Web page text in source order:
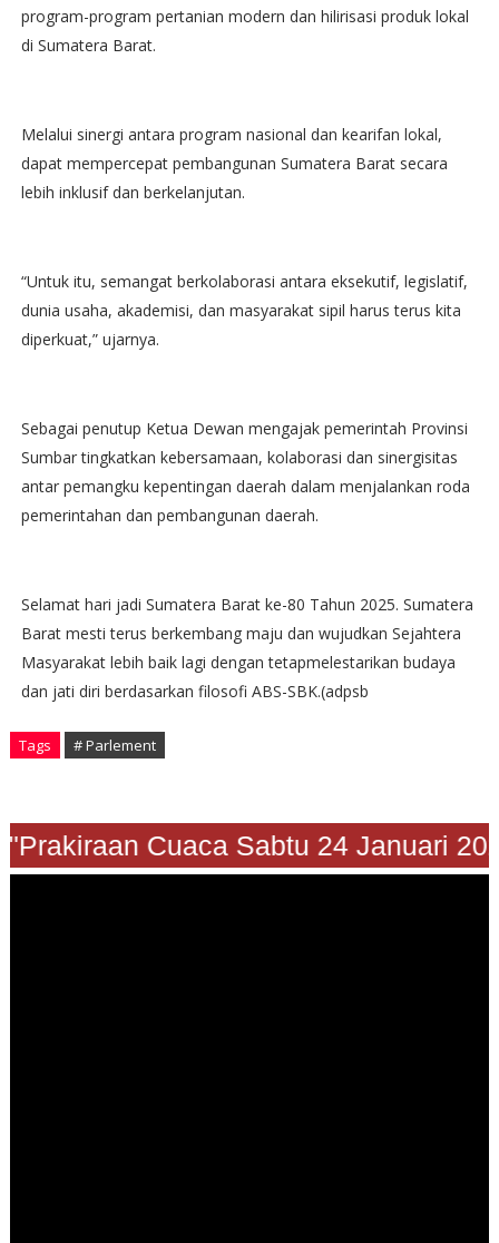
program-program pertanian modern dan hilirisasi produk lokal
di Sumatera Barat.
Melalui sinergi antara program nasional dan kearifan lokal,
dapat mempercepat pembangunan Sumatera Barat secara
lebih inklusif dan berkelanjutan.
“Untuk itu, semangat berkolaborasi antara eksekutif, legislatif,
dunia usaha, akademisi, dan masyarakat sipil harus terus kita
diperkuat,” ujarnya.
Sebagai penutup Ketua Dewan mengajak pemerintah Provinsi
Sumbar tingkatkan kebersamaan, kolaborasi dan sinergisitas
antar pemangku kepentingan daerah dalam menjalankan roda
pemerintahan dan pembangunan daerah.
Selamat hari jadi Sumatera Barat ke-80 Tahun 2025. Sumatera
Barat mesti terus berkembang maju dan wujudkan Sejahtera
Masyarakat lebih baik lagi dengan tetapmelestarikan budaya
dan jati diri berdasarkan filosofi ABS-SBK.(adpsb
Tags # Parlement
Cuaca Sabtu 24 Januari 2026"